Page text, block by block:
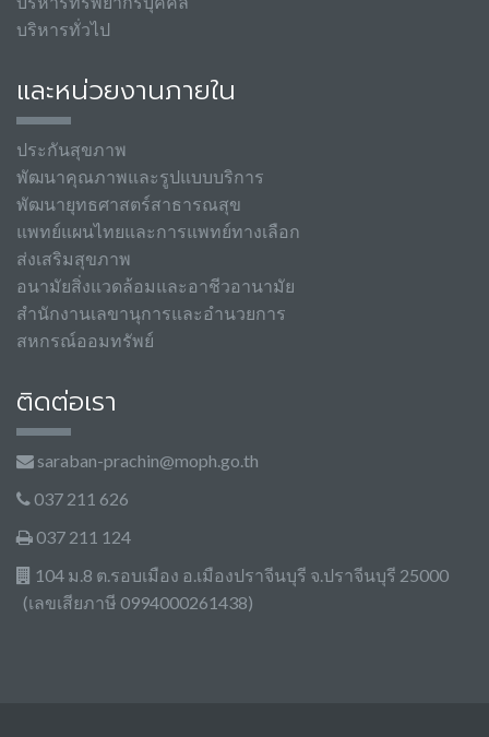
บริหารทั่วไป
และหน่วยงานภายใน
ประกันสุขภาพ
พัฒนาคุณภาพและรูปแบบบริการ
พัฒนายุทธศาสตร์สาธารณสุข
แพทย์แผนไทยและการแพทย์ทางเลือก
ส่งเสริมสุขภาพ
อนามัยสิ่งแวดล้อมและอาชีวอานามัย
สำนักงานเลขานุการและอำนวยการ
สหกรณ์ออมทรัพย์
ติดต่อเรา
saraban-prachin@moph.go.th
037 211 626
037 211 124
104 ม.8 ต.รอบเมือง อ.เมืองปราจีนบุรี จ.ปราจีนบุรี 25000
(เลขเสียภาษี 0994000261438)